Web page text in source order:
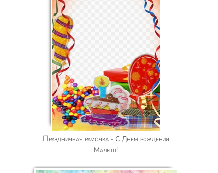
Праздничная рамочка - С Днём рождения
Малыш!